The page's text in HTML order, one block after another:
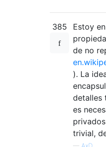
385
Estoy
de no
). La
detalles
es
trivial,